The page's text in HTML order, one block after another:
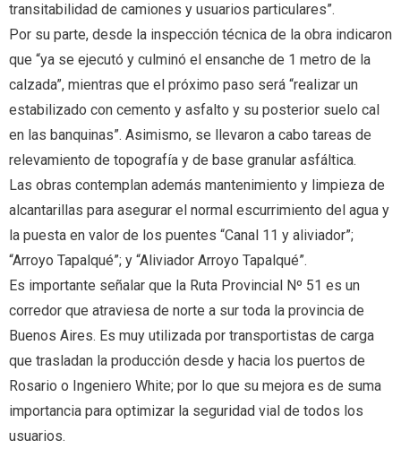
transitabilidad de camiones y usuarios particulares”.
Por su parte, desde la inspección técnica de la obra indicaron
que “ya se ejecutó y culminó el ensanche de 1 metro de la
calzada”, mientras que el próximo paso será “realizar un
estabilizado con cemento y asfalto y su posterior suelo cal
en las banquinas”. Asimismo, se llevaron a cabo tareas de
relevamiento de topografía y de base granular asfáltica.
Las obras contemplan además mantenimiento y limpieza de
alcantarillas para asegurar el normal escurrimiento del agua y
la puesta en valor de los puentes “Canal 11 y aliviador”;
“Arroyo Tapalqué”; y “Aliviador Arroyo Tapalqué”.
Es importante señalar que la Ruta Provincial Nº 51 es un
corredor que atraviesa de norte a sur toda la provincia de
Buenos Aires. Es muy utilizada por transportistas de carga
que trasladan la producción desde y hacia los puertos de
Rosario o Ingeniero White; por lo que su mejora es de suma
importancia para optimizar la seguridad vial de todos los
usuarios.